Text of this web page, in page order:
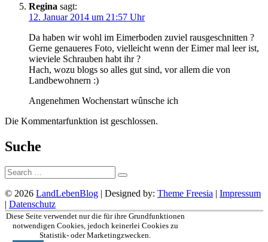
Regina sagt:
12. Januar 2014 um 21:57 Uhr
Da haben wir wohl im Eimerboden zuviel rausgeschnitten ?
Gerne genaueres Foto, vielleicht wenn der Eimer mal leer ist,
wieviele Schrauben habt ihr ?
Hach, wozu blogs so alles gut sind, vor allem die von
Landbewohnern :)
Angenehmen Wochenstart wûnsche ich
Die Kommentarfunktion ist geschlossen.
Suche
Suche:
© 2026 LandLebenBlog | Designed by: Theme Freesia | Impressum
| Datenschutz
Nach
oben
Diese Seite verwendet nur die für ihre Grundfunktionen
notwendigen Cookies, jedoch keinerlei Cookies zu
Statistik- oder Marketingzwecken.